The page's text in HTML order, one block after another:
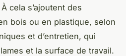
cela s’ajoutent des
bois ou en plastique, selon
et d’entretien, qui
et la surface de travail.